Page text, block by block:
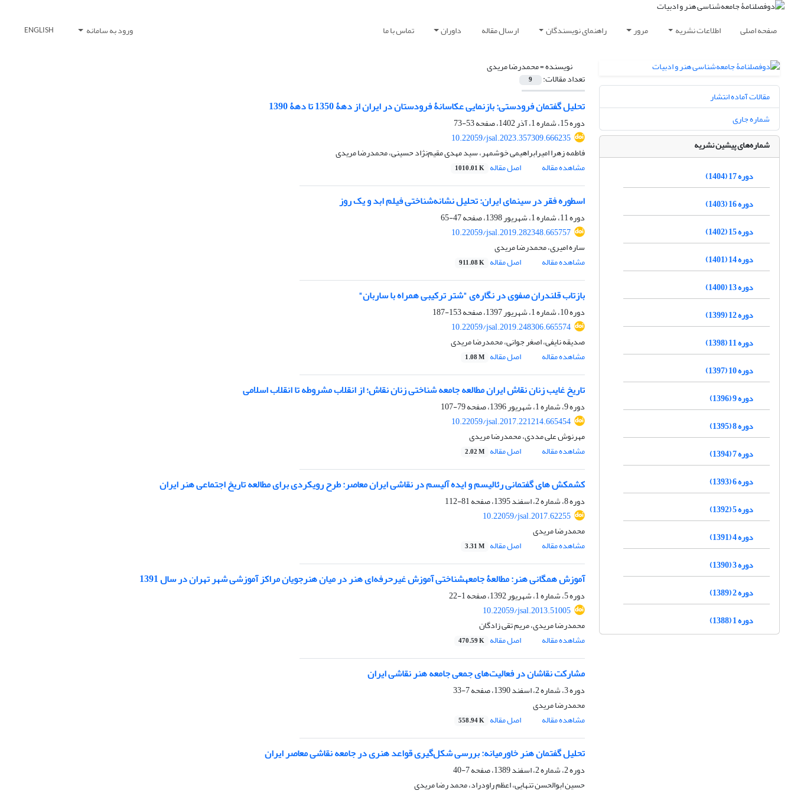
صفحه اصلی اطلاعات نشریه مرور راهنمای نویسندگان ارسال مقاله داوران تماس با ما ورود به سامانه ENGLISH
نویسنده =محمدرضا مریدی
تعداد مقالات: 9
تحلیل گفتمان فرودستی: بازنمایی عکاسانۀ فرودستان در ایران از دهۀ 1350 تا دهۀ 1390
دوره 15، شماره 1، آذر 1402، صفحه
53-73
10.22059/jsal.2023.357309.666235
فاطمه زهرا امیرابراهیمی خوشمهر، سید مهدی مقیم‌نژاد حسینی، محمدرضا مریدی
مشاهده مقاله
اصل مقاله 1010.01 K
اسطوره فقر در سینمای ایران: تحلیل نشانه‌شناختی فیلم ابد و یک روز
دوره 11، شماره 1، شهریور 1398، صفحه
47-65
10.22059/jsal.2019.282348.665757
ساره امیری، محمدرضا مریدی
مشاهده مقاله
اصل مقاله 911.08 K
بازتاب قلندران صفوی در نگاره‌ی "شتر ترکیبی همراه با ساربان"
دوره 10، شماره 1، شهریور 1397، صفحه
153-187
10.22059/jsal.2019.248306.665574
صدیقه نایفی، اصغر جوانی، محمدرضا مریدی
مشاهده مقاله
اصل مقاله 1.08 M
تاریخ غایب زنان نقاش ایران مطالعه جامعه شناختی زنان نقاش؛ از انقلاب مشروطه تا انقلاب اسلامی
دوره 9، شماره 1، شهریور 1396، صفحه
79-107
10.22059/jsal.2017.221214.665454
مهرنوش علی مددی، محمدرضا مریدی
مشاهده مقاله
اصل مقاله 2.02 M
کشمکش های گفتمانی رئالیسم و ایده آلیسم در نقاشی ایران معاصر: طرح رویکردی برای مطالعه تاریخ اجتماعی هنر ایران
دوره 8، شماره 2، اسفند 1395، صفحه
81-112
10.22059/jsal.2017.62255
محمدرضا مریدی
مشاهده مقاله
اصل مقاله 3.31 M
آموزش همگانی هنر: مطالعۀ جامعه‏شناختی آموزش غیرحرفه‌ای هنر در میان هنرجویان مراکز آموزشی شهر تهران در سال 1391
دوره 5، شماره 1، شهریور 1392، صفحه
1-22
10.22059/jsal.2013.51005
محمدرضا مریدی، مریم تقی زادگان
مشاهده مقاله
اصل مقاله 470.59 K
مشارکت نقاشان در فعالیت‌های جمعی جامعه هنر نقاشی ایران
دوره 3، شماره 2، اسفند 1390، صفحه
7-33
محمدرضا مریدی
مشاهده مقاله
اصل مقاله 558.94 K
تحلیل گفتمان هنر خاورمیانه: بررسی شکل‌گیری قواعد هنری در جامعه نقاشی معاصر ایران
دوره 2، شماره 2، اسفند 1389، صفحه
7-40
حسین ابوالحسن تنهایی، اعظم راودراد، محمد رضا مریدی
مقالات آماده انتشار
شماره جاری
شماره‌های پیشین نشریه
دوره 17 (1404)
دوره 16 (1403)
دوره 15 (1402)
دوره 14 (1401)
دوره 13 (1400)
دوره 12 (1399)
دوره 11 (1398)
دوره 10 (1397)
دوره 9 (1396)
دوره 8 (1395)
دوره 7 (1394)
دوره 6 (1393)
دوره 5 (1392)
دوره 4 (1391)
دوره 3 (1390)
دوره 2 (1389)
دوره 1 (1388)